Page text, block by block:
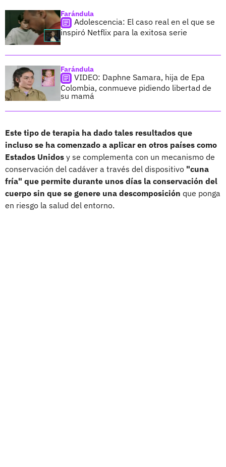
Farándula
Adolescencia: El caso real en el que se
inspiró Netflix para la exitosa serie
Farándula
VIDEO: Daphne Samara, hija de Epa
Colombia, conmueve pidiendo libertad de
su mamá
Este tipo de terapia ha dado tales resultados que
incluso se ha comenzado a aplicar en otros países como
Estados Unidos y se complementa con un mecanismo de
conservación del cadáver a través del dispositivo "cuna
fría" que permite durante unos días la conservación del
cuerpo sin que se genere una descomposición que ponga
en riesgo la salud del entorno.